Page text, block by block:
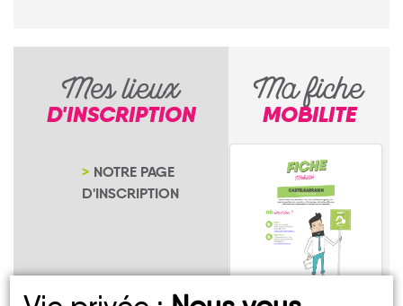
Mes lieux
D'INSCRIPTION
NOTRE PAGE
D'INSCRIPTION
Ma fiche
MOBILITE